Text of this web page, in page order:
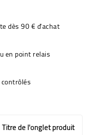
dès 90 € d'achat
en point relais
Titre de l'onglet produit